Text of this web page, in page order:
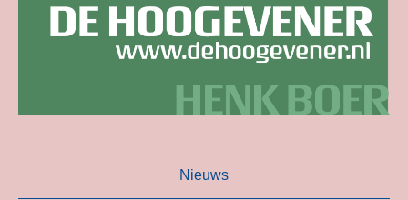
Nieuws